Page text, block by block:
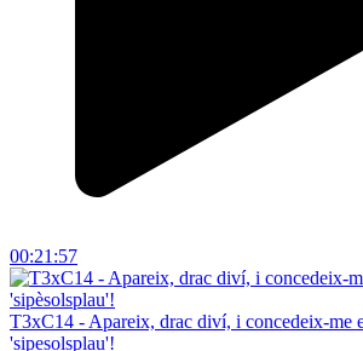
00:21:57
T3xC14 - Apareix, drac diví, i concedeix-me
'sipesolsplau'!